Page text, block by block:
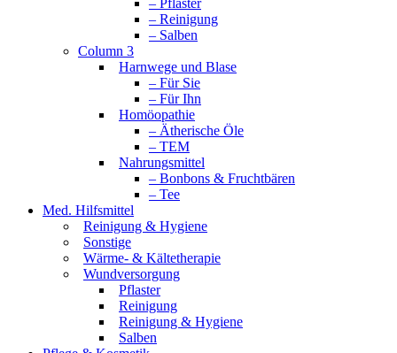
– Pflaster
– Reinigung
– Salben
Column 3
Harnwege und Blase
– Für Sie
– Für Ihn
Homöopathie
– Ätherische Öle
– TEM
Nahrungsmittel
– Bonbons & Fruchtbären
– Tee
Med. Hilfsmittel
Reinigung & Hygiene
Sonstige
Wärme- & Kältetherapie
Wundversorgung
Pflaster
Reinigung
Reinigung & Hygiene
Salben